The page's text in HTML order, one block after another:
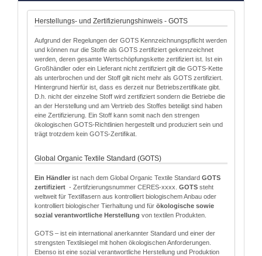
Herstellungs- und Zertifizierungshinweis - GOTS
Aufgrund der Regelungen der GOTS Kennzeichnungspflicht werden
und können nur die Stoffe als GOTS zertifiziert gekennzeichnet
werden, deren gesamte Wertschöpfungskette zertifiziert ist. Ist ein
Großhändler oder ein Lieferant nicht zertifiziert gilt die GOTS-Kette
als unterbrochen und der Stoff gilt nicht mehr als GOTS zertifiziert.
Hintergrund hierfür ist, dass es derzeit nur Betriebszertifikate gibt.
D.h. nicht der einzelne Stoff wird zertifiziert sondern die Betriebe die
an der Herstellung und am Vertrieb des Stoffes beteiligt sind haben
eine Zertifizierung. Ein Stoff kann somit nach den strengen
ökologischen GOTS-Richtlinien hergestellt und produziert sein und
trägt trotzdem kein GOTS-Zertifikat.
Global Organic Textile Standard (GOTS)
Ein Händler ist nach dem Global Organic Textile Standard GOTS
zertifiziert - Zertifzierungsnummer CERES-xxxx. GOTS steht
weltweit für Textilfasern aus kontrolliert biologischem Anbau oder
kontrolliert biologischer Tierhaltung und für ökologische sowie
sozial verantwortliche Herstellung von textilen Produkten.
GOTS – ist ein international anerkannter Standard und einer der
strengsten Textilsiegel mit hohen ökologischen Anforderungen.
Ebenso ist eine sozial verantwortliche Herstellung und Produktion